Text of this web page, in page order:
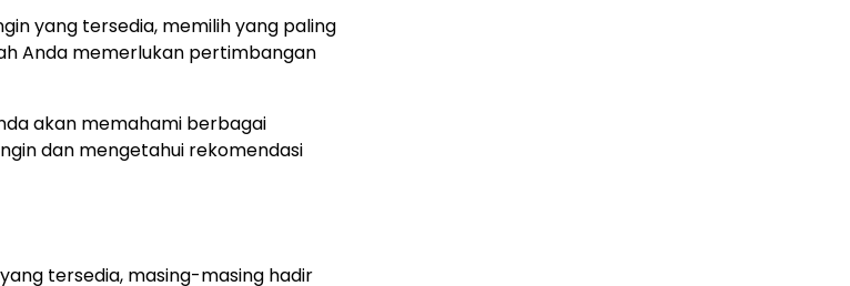
yang tersedia, memilih yang paling
Anda memerlukan pertimbangan
akan memahami berbagai
dan mengetahui rekomendasi
tersedia, masing-masing hadir